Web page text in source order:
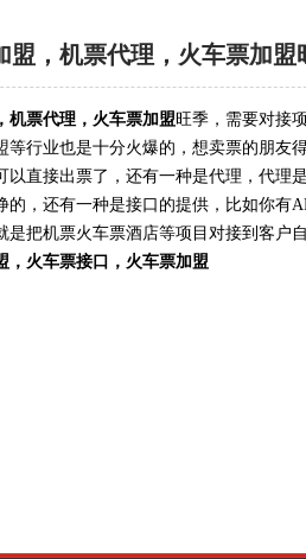
盟，机票代理，火车票加
机票代理，火车票加盟旺季，需要对接
等行业也是十分火爆的，想卖票的朋友
以直接出票了，还有一种是代理，代理
的，还有一种是接口的提供，比如你有
是把机票火车票酒店等项目对接到客户
，火车票接口，火车票加盟